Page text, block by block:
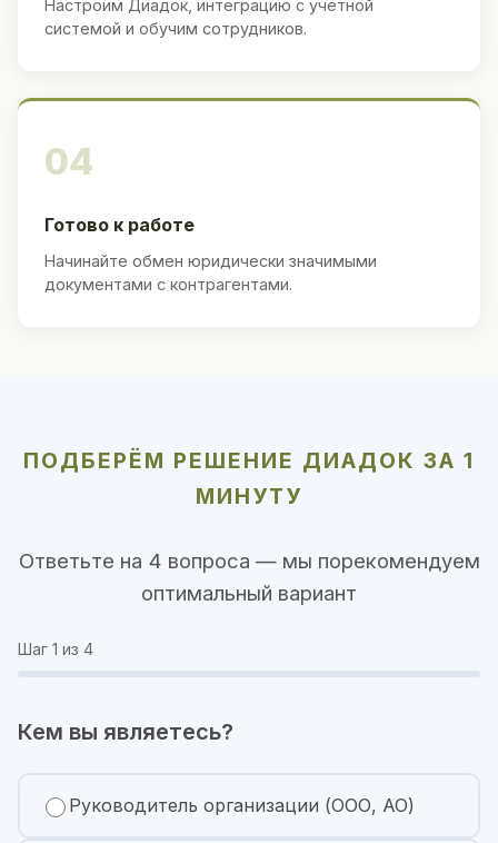
Настроим Диадок, интеграцию с учётной
системой и обучим сотрудников.
04
Готово к работе
Начинайте обмен юридически значимыми
документами с контрагентами.
ПОДБЕРЁМ РЕШЕНИЕ ДИАДОК ЗА 1
МИНУТУ
Ответьте на 4 вопроса — мы порекомендуем
оптимальный вариант
Шаг 1 из 4
Кем вы являетесь?
Руководитель организации (ООО, АО)